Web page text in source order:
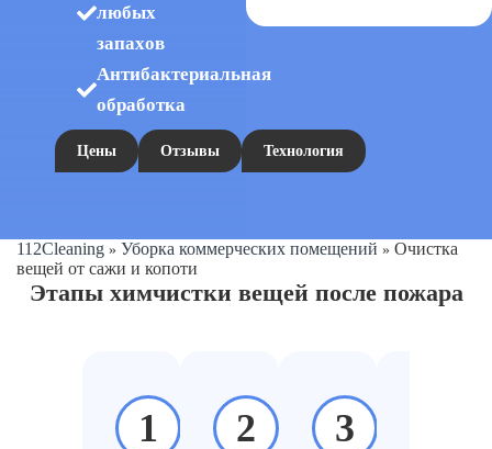
любыx
запаxов
Антибактериальная
обработка
Цены Отзывы Технология
112Cleaning » Уборка коммерческих помещений » Очистка
вещей от сажи и копоти
Этапы химчистки вещей после пожара
1 2 3